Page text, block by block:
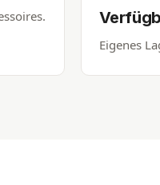
Eigenes